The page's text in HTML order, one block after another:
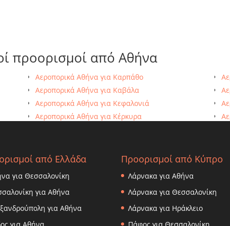
προορισμοί από Αθήνα
Αεροπορικά Αθήνα για Καρπάθο
Αεροπορικά Αθήνα για Καβάλα
Αεροπορικά Αθήνα για Κεφαλονιά
Αεροπορικά Αθήνα για Κέρκυρα
Αεροπορικά Αθήνα για Λήμνο
Αεροπορικά Αθήνα για Μήλο
από Ελλάδα
για Θεσσαλονίκη
για Αθήνα
για Αθήνα
Προορισμοί από Κύπρο
Λάρνακα για Αθήνα
Λάρνακα για Θεσσαλονίκη
Λάρνακα για Ηράκλειο